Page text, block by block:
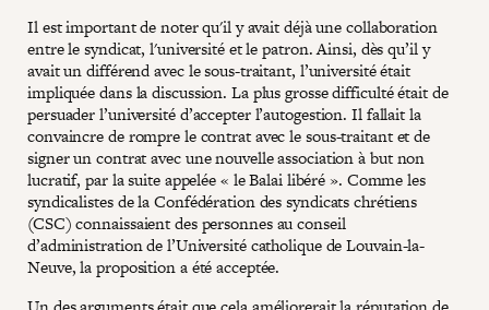
Il est important de noter qu'il y avait déjà une collaboration
entre le syndicat, l'université et le patron. Ainsi, dès qu’il y
avait un différend avec le sous-traitant, l’université était
impliquée dans la discussion. La plus grosse difficulté était de
persuader l’université d’accepter l’autogestion. Il fallait la
convaincre de rompre le contrat avec le sous-traitant et de
signer un contrat avec une nouvelle association à but non
lucratif, par la suite appelée « le Balai libéré ». Comme les
syndicalistes de la Confédération des syndicats chrétiens
(CSC) connaissaient des personnes au conseil
d’administration de l’Université catholique de Louvain-la-
Neuve, la proposition a été acceptée.